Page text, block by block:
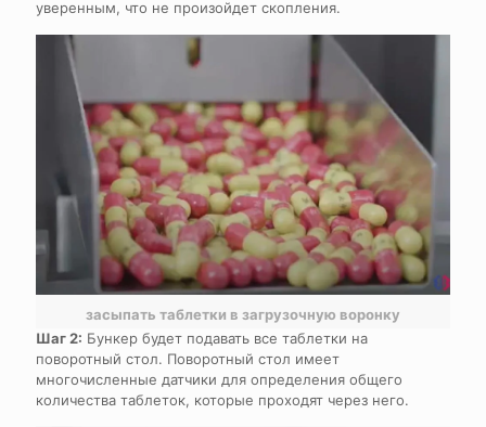
уверенным, что не произойдет скопления.
засыпать таблетки в загрузочную воронку
Шаг 2: Бункер будет подавать все таблетки на
поворотный стол. Поворотный стол имеет
многочисленные датчики для определения общего
количества таблеток, которые проходят через него.